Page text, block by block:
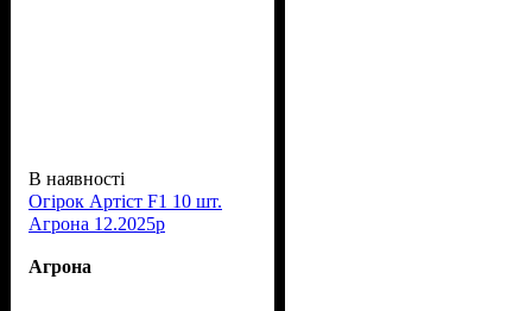
В наявності
Огірок Артіст F1 10 шт.
Агрона 12.2025р
Агрона